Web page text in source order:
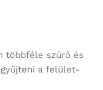
többféle szűrő és
a felület-